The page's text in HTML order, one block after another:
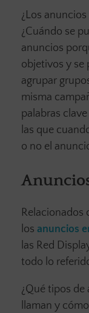
¿Los
¿Cuándo se
anuncios
objetivos y se
agrupar
misma
palabras
las que
o no el
Relacionados
los anuncios
las Red
todo lo
¿Qué tipos de
llaman y